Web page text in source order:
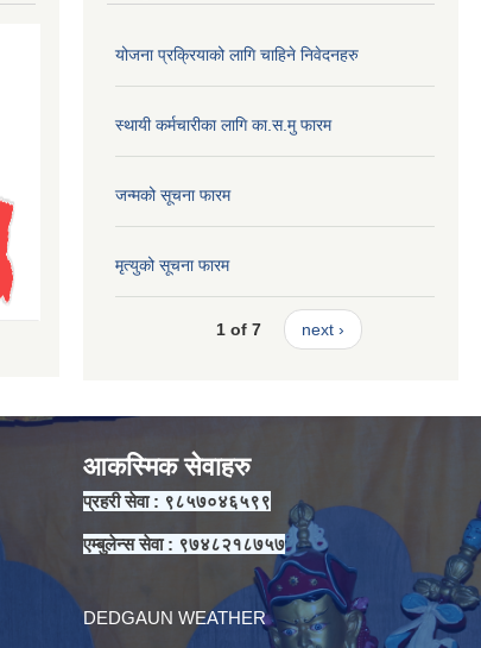
योजना प्रक्रियाको लागि चाहिने निवेदनहरु
स्थायी कर्मचारीका लागि का.स.मु फारम
जन्मको सूचना फारम
मृत्युको सूचना फारम
1 of 7 next ›
आकस्मिक सेवाहरु
प्रहरी सेवा : ९८५७०४६५९९
एम्बुलेन्स सेवा : ९७४८२१८७५७
DEDGAUN WEATHER